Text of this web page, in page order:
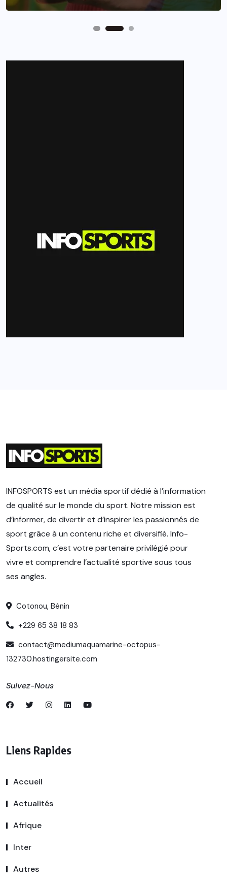
INFOSPORTS est un média sportif dédié à l’information
de qualité sur le monde du sport. Notre mission est
d’informer, de divertir et d’inspirer les passionnés de
sport grâce à un contenu riche et diversifié. Info-
Sports.com, c’est votre partenaire privilégié pour
vivre et comprendre l’actualité sportive sous tous
ses angles.
Cotonou, Bénin
+229 65 38 18 83
contact@mediumaquamarine-octopus-
132730.hostingersite.com
Suivez-Nous
Liens Rapides
Accueil
Actualités
Afrique
Inter
Autres